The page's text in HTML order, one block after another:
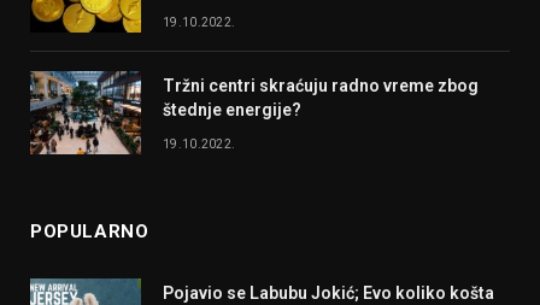
19.10.2022.
Tržni centri skraćuju radno vreme zbog
štednje energije?
19.10.2022.
POPULARNO
Pojavio se Labubu Jokić; Evo koliko košta